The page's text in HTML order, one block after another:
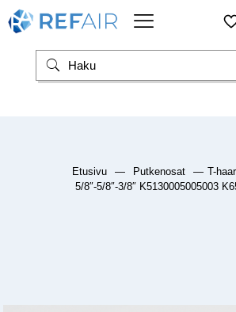
Etusivu — Putkenosat — T-
5/8″-5/8″-3/8″ K5130005005003